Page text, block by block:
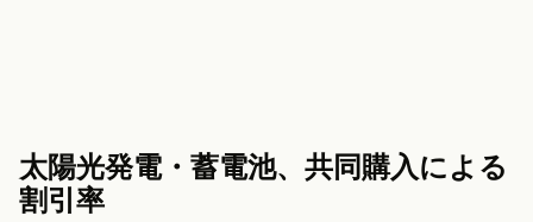
太陽光発電・蓄電池、共同購入による
割引率